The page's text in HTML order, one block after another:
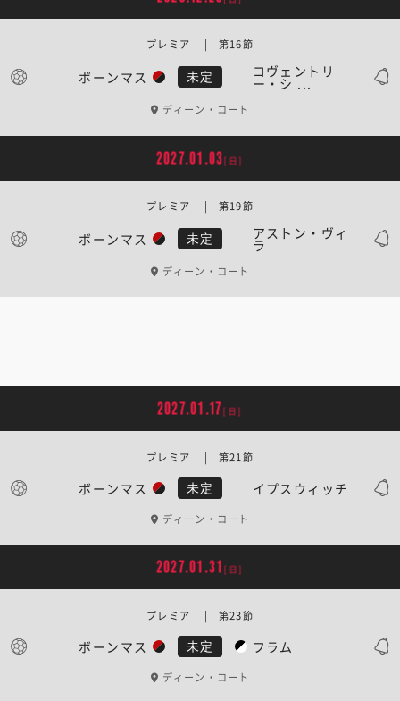
ボーンマス 未定 コヴェントリ
ー・シ ...
プレミア | 第16節
ディーン・コート
2027.01.03[日]
ボーンマス 未定 アストン・ヴィ
ラ
プレミア | 第19節
ディーン・コート
2027.01.17[日]
ボーンマス 未定 イプスウィッチ
プレミア | 第21節
ディーン・コート
2027.01.31 [日]
ボーンマス 未定 フラム
プレミア | 第23節
ディーン・コート